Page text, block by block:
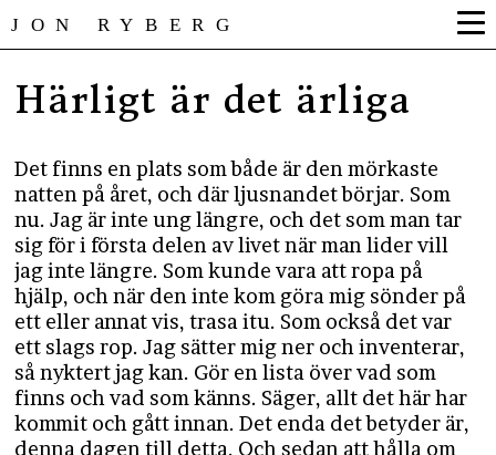
JON RYBERG
Härligt är det ärliga
Det finns en plats som både är den mörkaste
natten på året, och där ljusnandet börjar. Som
nu. Jag är inte ung längre, och det som man tar
sig för i första delen av livet när man lider vill
jag inte längre. Som kunde vara att ropa på
hjälp, och när den inte kom göra mig sönder på
ett eller annat vis, trasa itu. Som också det var
ett slags rop. Jag sätter mig ner och inventerar,
så nyktert jag kan. Gör en lista över vad som
finns och vad som känns. Säger, allt det här har
kommit och gått innan. Det enda det betyder är,
denna dagen till detta. Och sedan att hålla om